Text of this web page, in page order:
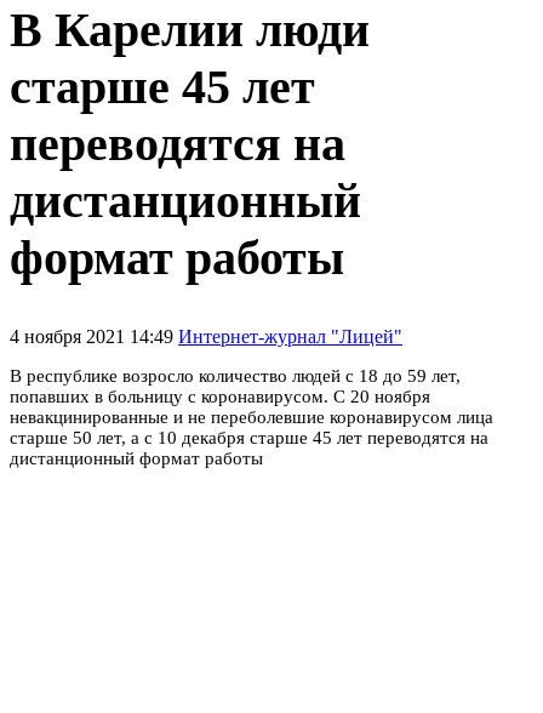
В Карелии люди
старше 45 лет
переводятся на
дистанционный
формат работы
4 ноября 2021 14:49 Интернет-журнал "Лицей"
В республике возросло количество людей с 18 до 59 лет,
попавших в больницу с коронавирусом. С 20 ноября
невакцинированные и не переболевшие коронавирусом лица
старше 50 лет, а с 10 декабря старше 45 лет переводятся на
дистанционный формат работы